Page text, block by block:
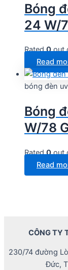
Bóng
24 W/
Rated0out
Read
bóng đèn
Bóng
W/78
Rated0out
Read
CÔNG TY
230/74 đường
Đức,